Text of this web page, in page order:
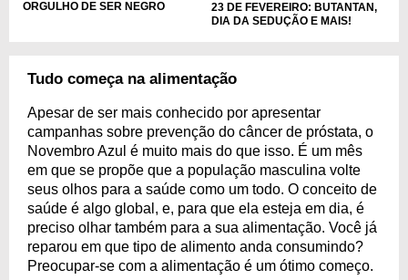
ORGULHO DE SER NEGRO
23 DE FEVEREIRO: BUTANTAN,
DIA DA SEDUÇÃO E MAIS!
Tudo começa na alimentação
Apesar de ser mais conhecido por apresentar
campanhas sobre prevenção do câncer de próstata, o
Novembro Azul é muito mais do que isso. É um mês
em que se propõe que a população masculina volte
seus olhos para a saúde como um todo. O conceito de
saúde é algo global, e, para que ela esteja em dia, é
preciso olhar também para a sua alimentação. Você já
reparou em que tipo de alimento anda consumindo?
Preocupar-se com a alimentação é um ótimo começo.